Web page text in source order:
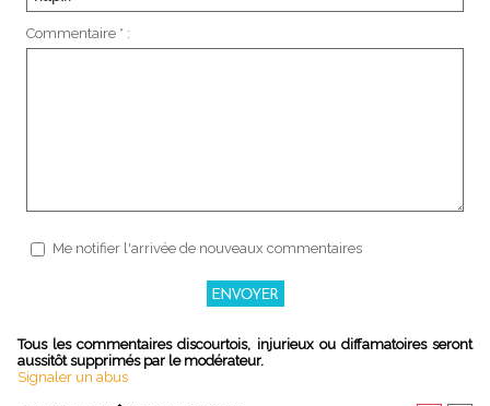
Commentaire * :
Me notifier l'arrivée de nouveaux commentaires
Tous les commentaires discourtois, injurieux ou diffamatoires seront
aussitôt supprimés par le modérateur.
Signaler un abus